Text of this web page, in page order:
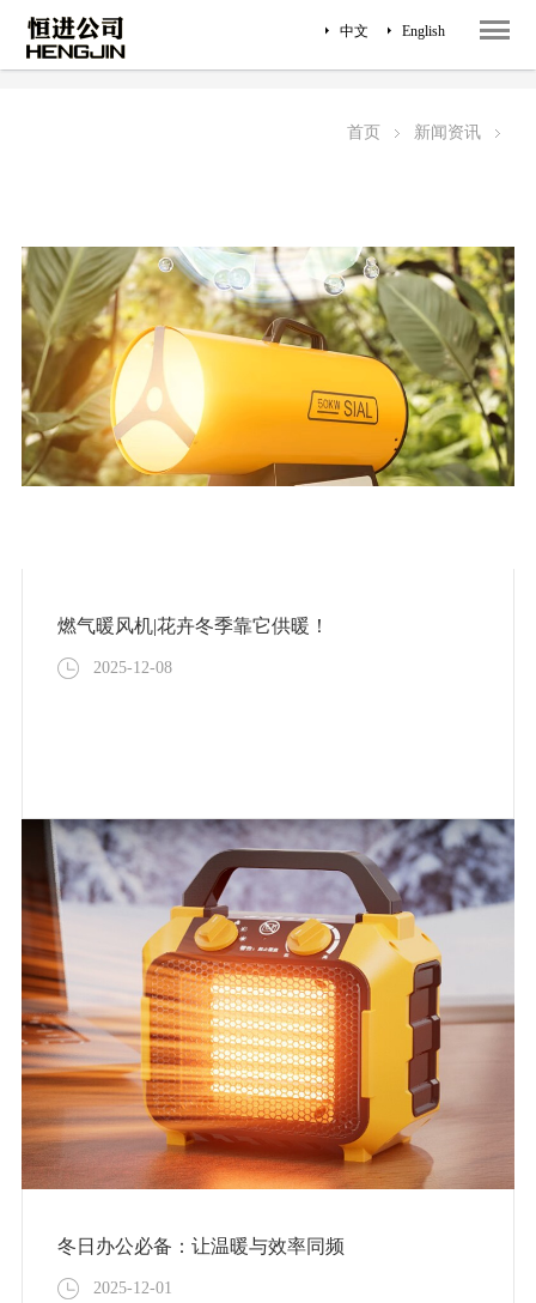
中文 English
恒进新闻 行业新闻
新闻资讯
首页
燃气暖风机|花卉冬季靠它供暖！
2025-12-08
冬日办公必备：让温暖与效率同频
2025-12-01